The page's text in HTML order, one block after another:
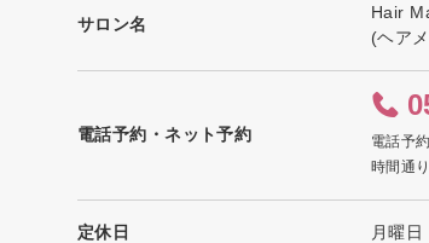
サロン名
Hair
(ヘア
電話予約・ネット予約
電話予
時間通
定休日 月曜日